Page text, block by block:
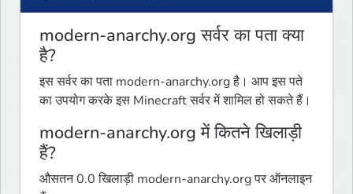
modern-anarchy.org सर्वर का पता क्या
है?
इस सर्वर का पता modern-anarchy.org है। आप इस पते
का उपयोग करके इस Minecraft सर्वर में शामिल हो सकते हैं।
modern-anarchy.org में कितने खिलाड़ी
हैं?
औसतन 0.0 खिलाड़ी modern-anarchy.org पर ऑनलाइन